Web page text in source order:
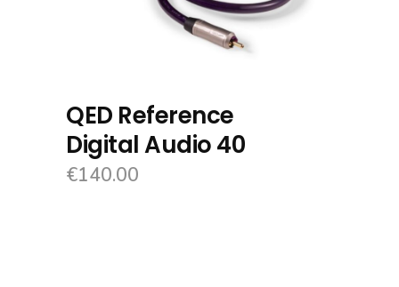
QED Reference
Digital Audio 40
€140.00